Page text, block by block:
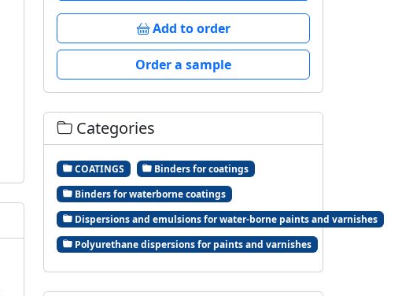
Add to order
Order a sample
Categories
COATINGS
Binders for coatings
Binders for waterborne coatings
Dispersions and emulsions for water-borne paints and varnishes
Polyurethane dispersions for paints and varnishes